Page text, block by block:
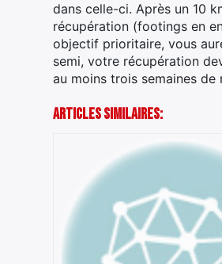
dans celle-ci. Après un 10
récupération (footings en
objectif prioritaire, vous
semi, votre récupération
au moins trois semaines
Articles Similaires: